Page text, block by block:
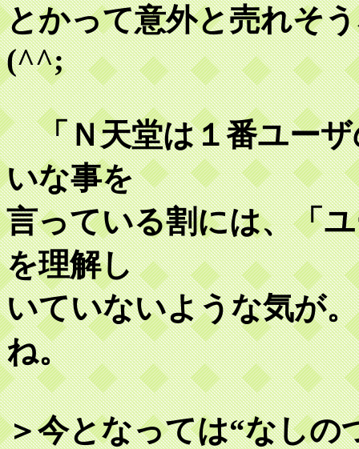
とかって意外と売れそ
(^^;
「Ｎ天堂は１番ユーザ
いな事を
言っている割には、「
を理解し
いていないような気が
ね。
＞今となっては“なし